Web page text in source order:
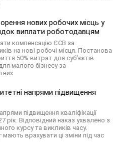
нових робочих місць у
виплати роботодавцям
компенсацію ЄСВ за
на нові робочі місця. Постанова
50% витрат для суб'єктів
малого бізнесу за
напрями підвищення
підвищення кваліфікації
рік. Відповідний наказ ухвалено з
курсу та викликів часу.
врахувати ці зміни під час